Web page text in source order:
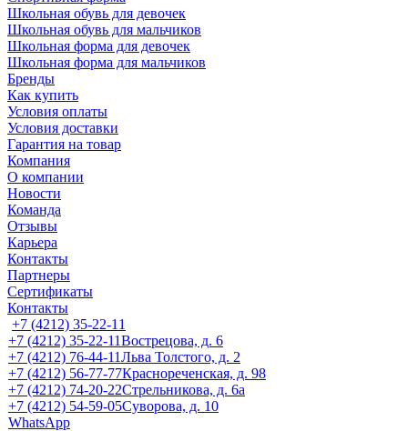
Школьная обувь для девочек
Школьная обувь для мальчиков
Школьная форма для девочек
Школьная форма для мальчиков
Бренды
Как купить
Условия оплаты
Условия доставки
Гарантия на товар
Компания
О компании
Новости
Команда
Отзывы
Карьера
Контакты
Партнеры
Сертификаты
Контакты
+7 (4212) 35-22-11
+7 (4212) 35-22-11Вострецова, д. 6
+7 (4212) 76-44-11Льва Толстого, д. 2
+7 (4212) 56-77-77Краснореченская, д. 98
+7 (4212) 74-20-22Стрельникова, д. 6а
+7 (4212) 54-59-05Суворова, д. 10
WhatsApp